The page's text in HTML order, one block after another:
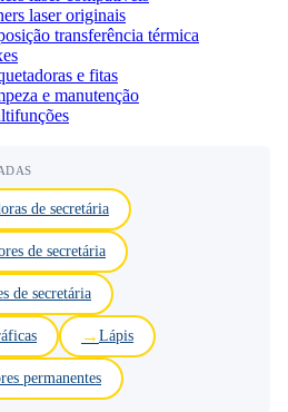
laser originais
transferência térmica
e fitas
e manutenção
de secretária
de secretária
de secretária
Lápis
permanentes